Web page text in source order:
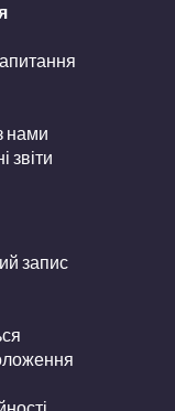
нами
звіти
запис